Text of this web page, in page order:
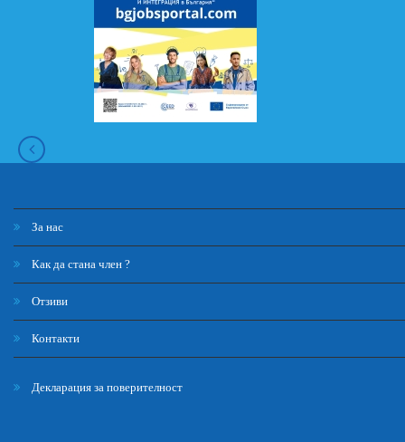
За нас
Как да стана член ?
Отзиви
Контакти
Декларация за поверителност